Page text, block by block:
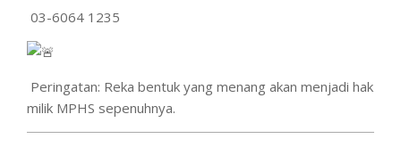
03-6064 1235
Peringatan: Reka bentuk yang menang akan menjadi hak
milik MPHS sepenuhnya.